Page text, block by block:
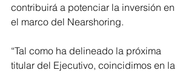
contribuirá a potenciar la inversión en
el marco del Nearshoring.
“Tal como ha delineado la próxima
titular del Ejecutivo, coincidimos en la